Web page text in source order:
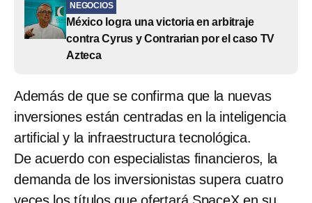
NEGOCIOS
México logra una victoria en arbitraje
contra Cyrus y Contrarian por el caso TV
Azteca
Además de que se confirma que la nuevas
inversiones están centradas en la inteligencia
artificial y la infraestructura tecnológica.
De acuerdo con especialistas financieros, la
demanda de los inversionistas supera cuatro